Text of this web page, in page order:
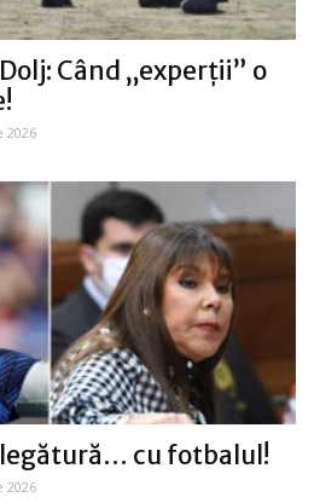
Când „experţii” o
2026
cu fotbalul!
2026